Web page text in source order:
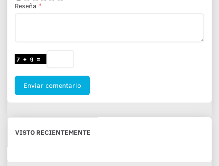
Reseña
Enviar comentario
VISTO RECIENTEMENTE